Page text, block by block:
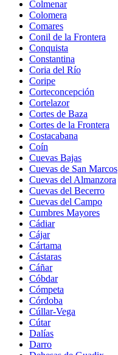
Colmenar
Colomera
Comares
Conil de la Frontera
Conquista
Constantina
Coria del Río
Coripe
Corteconcepción
Cortelazor
Cortes de Baza
Cortes de la Frontera
Costacabana
Coín
Cuevas Bajas
Cuevas de San Marcos
Cuevas del Almanzora
Cuevas del Becerro
Cuevas del Campo
Cumbres Mayores
Cádiar
Cájar
Cártama
Cástaras
Cáñar
Cóbdar
Cómpeta
Córdoba
Cúllar-Vega
Cútar
Dalías
Darro